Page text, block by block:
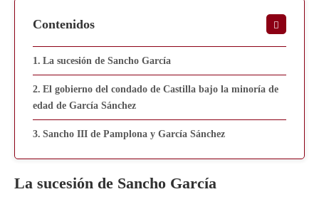
Contenidos
La sucesión de Sancho García
El gobierno del condado de Castilla bajo la minoría de
edad de García Sánchez
Sancho III de Pamplona y García Sánchez
La sucesión de Sancho García